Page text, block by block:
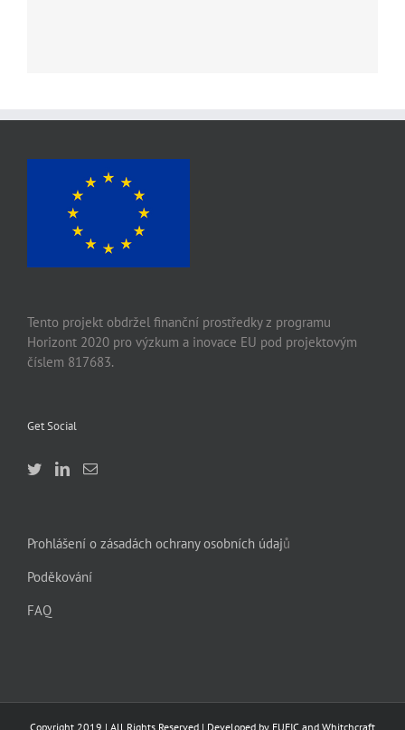
Tento projekt obdržel finanční prostředky z programu
Horizont 2020 pro výzkum a inovace EU pod projektovým
číslem 817683.
Get Social
Prohlášení o zásadách ochrany osobních údajů
Poděkování
FAQ
Copyright 2019 | All Rights Reserved | Developed by EUFIC and Whitchcraft